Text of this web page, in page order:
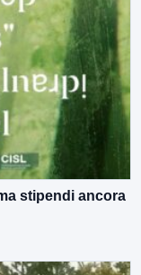
stipendi ancora